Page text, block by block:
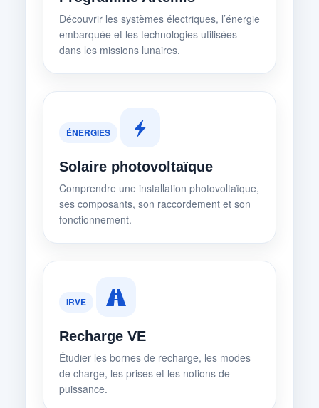
Découvrir les systèmes électriques, l’énergie
embarquée et les technologies utilisées
dans les missions lunaires.
ÉNERGIES
Solaire photovoltaïque
Comprendre une installation photovoltaïque,
ses composants, son raccordement et son
fonctionnement.
IRVE
Recharge VE
Étudier les bornes de recharge, les modes
de charge, les prises et les notions de
puissance.